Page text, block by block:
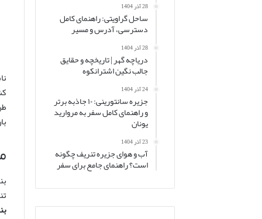
28 آذر 1404
ساحل گراویتی: راهنمای کامل
دسترسی، آدرس و مسیر
28 آذر 1404
دریاچه گهر | تاریخچه و حقایق
جالب نگین اشترانکوه
24 آذر 1404
جزیره سانتورینی: ۱۰ جاذبه برتر
و راهنمای کامل سفر به مروارید
یونان
23 آذر 1404
آب و هوای جزیره تنریف چگونه
است؟ راهنمای جامع برای سفر